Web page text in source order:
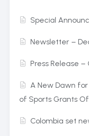
Special
Newsletter –
Press Release –
A New Dawn
of Sports Grants
Colombia set